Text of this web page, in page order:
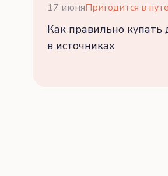
17 июняПригодится в
Как правильно купать
в источниках